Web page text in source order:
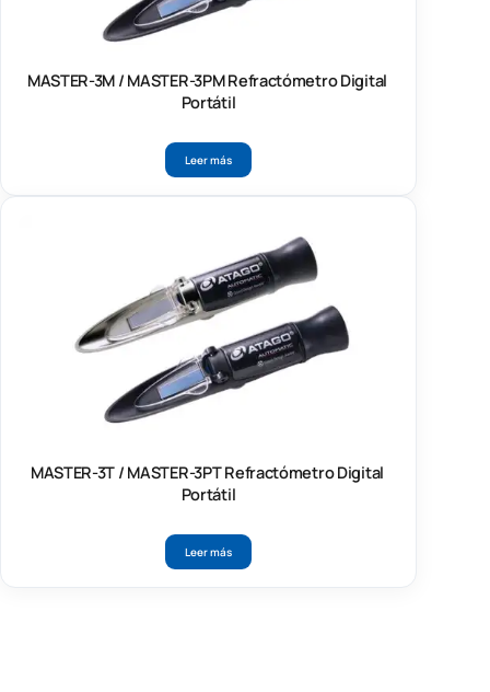
MASTER-3M / MASTER-3PM Refractómetro Digital
Portátil
Leer más
MASTER-3T / MASTER-3PT Refractómetro Digital
Portátil
Leer más